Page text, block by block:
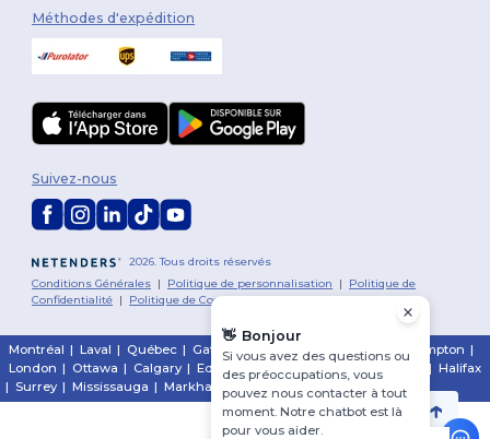
Méthodes d'expédition
2026. Tous droits réservés
Conditions Générales | Politique de personnalisation | Politique de
Confidentialité | Politique de Cookies|Plan du Site
Suivez-nous
Montréal | Laval | Québec | Gatineau Hamilton Toronto Brampton |
London | Ottawa | Calgary | Edmonton | Vancouver | Halifax
| Surrey | Mississauga | Markham
👋 Bonjour
Si vous avez des questions ou
des préoccupations, vous
pouvez nous contacter à tout
moment. Notre chatbot est là
pour vous aider.